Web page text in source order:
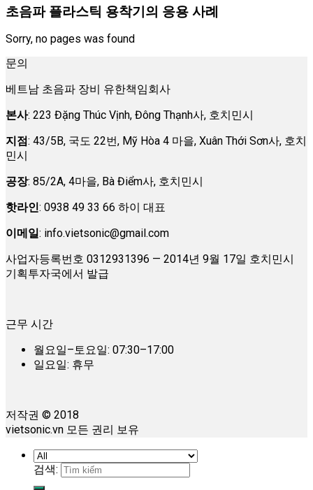
초음파 플라스틱 용착기의 응용 사례
Sorry, no pages was found
문의
베트남 초음파 장비 유한책임회사
본사: 223 Đặng Thúc Vịnh, Đông Thạnh사, 호치민시
지점: 43/5B, 국도 22번, Mỹ Hòa 4 마을, Xuân Thới Sơn사, 호치
민시
공장: 85/2A, 4마을, Bà Điểm사, 호치민시
핫라인: 0938 49 33 66 하이 대표
이메일: info.vietsonic@gmail.com
사업자등록번호 0312931396 — 2014년 9월 17일 호치민시
기획투자국에서 발급
근무 시간
월요일–토요일: 07:30–17:00
일요일: 휴무
저작권 © 2018
vietsonic.vn 모든 권리 보유
검색: